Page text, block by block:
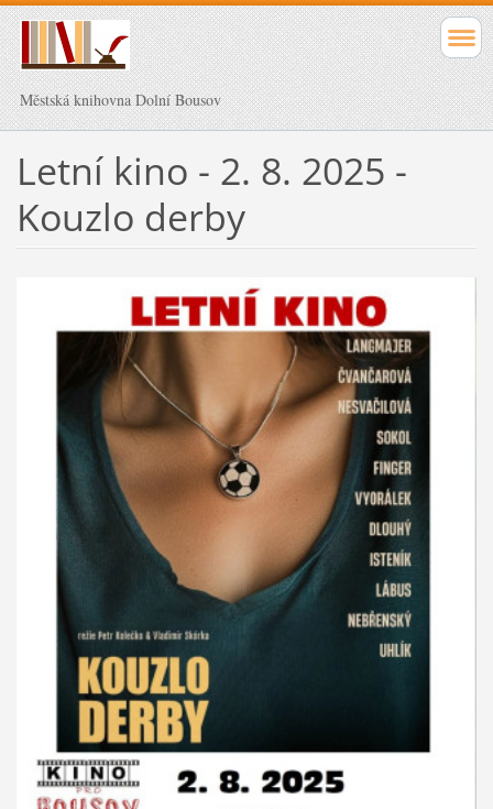
Městská knihovna Dolní Bousov
Letní kino - 2. 8. 2025 -
Kouzlo derby